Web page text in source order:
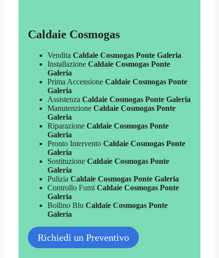
Caldaie Cosmogas
Vendita Caldaie Cosmogas Ponte Galeria
Installazione Caldaie Cosmogas Ponte
Galeria
Prima Accensione Caldaie Cosmogas Ponte
Galeria
Assistenza Caldaie Cosmogas Ponte Galeria
Manutenzione Caldaie Cosmogas Ponte
Galeria
Riparazione Caldaie Cosmogas Ponte
Galeria
Pronto Intervento Caldaie Cosmogas Ponte
Galeria
Sostituzione Caldaie Cosmogas Ponte
Galeria
Pulizia Caldaie Cosmogas Ponte Galeria
Controllo Fumi Caldaie Cosmogas Ponte
Galeria
Bollino Blu Caldaie Cosmogas Ponte
Galeria
Richiedi un Preventivo